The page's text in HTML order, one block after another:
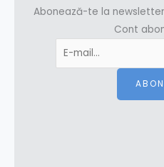
Abonează-te la
Cont